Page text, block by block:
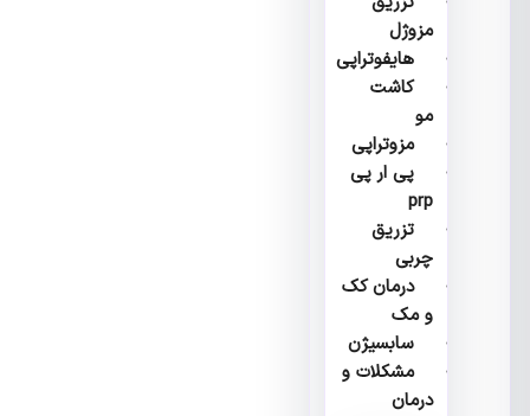
مزوژل
هایفوتراپی
کاشت
مزوتراپی
پی ار پی
تزریق
چربی
درمان کک
و مک
سابسیژن
مشکلات و
درمان